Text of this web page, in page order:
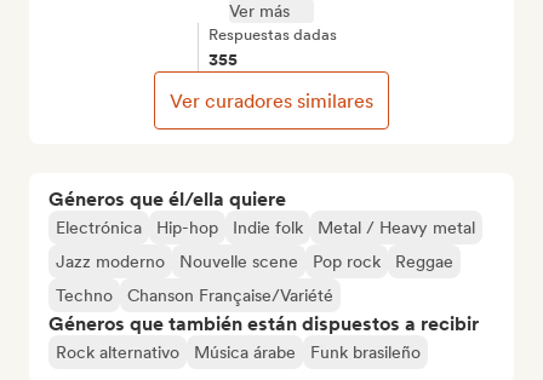
Géneros que él/ella quiere
Electrónica Hip-hop Indie folk
Metal / Heavy metal
Jazz moderno
Nouvelle scene Pop rock
Reggae
Techno
Chanson Française/Variété
Géneros que también están dispuestos a recibir
Rock alternativo Música árabe Funk brasileño
Ver más
Respuestas dadas
355
Ver curadores similares